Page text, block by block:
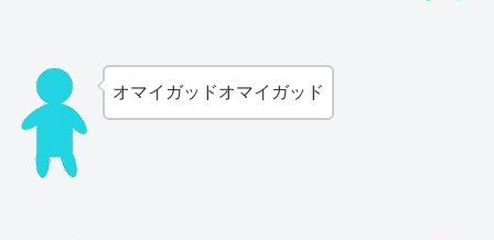
オマイガッドオマイガッド